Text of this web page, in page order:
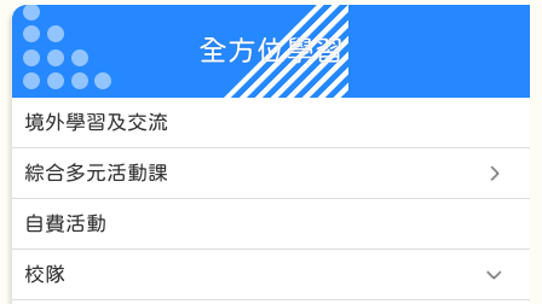
全方位學習
境外學習及交流
綜合多元活動課
自費活動
校隊